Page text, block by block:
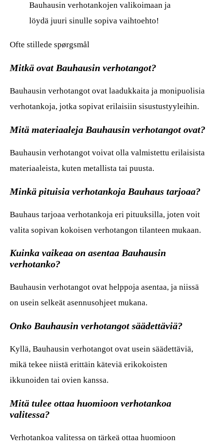
Bauhausin verhotankojen valikoimaan ja
löydä juuri sinulle sopiva vaihtoehto!
Ofte stillede spørgsmål
Mitkä ovat Bauhausin verhotangot?
Bauhausin verhotangot ovat laadukkaita ja monipuolisia
verhotankoja, jotka sopivat erilaisiin sisustustyyleihin.
Mitä materiaaleja Bauhausin verhotangot ovat?
Bauhausin verhotangot voivat olla valmistettu erilaisista
materiaaleista, kuten metallista tai puusta.
Minkä pituisia verhotankoja Bauhaus tarjoaa?
Bauhaus tarjoaa verhotankoja eri pituuksilla, joten voit
valita sopivan kokoisen verhotangon tilanteen mukaan.
Kuinka vaikeaa on asentaa Bauhausin
verhotanko?
Bauhausin verhotangot ovat helppoja asentaa, ja niissä
on usein selkeät asennusohjeet mukana.
Onko Bauhausin verhotangot säädettäviä?
Kyllä, Bauhausin verhotangot ovat usein säädettäviä,
mikä tekee niistä erittäin käteviä erikokoisten
ikkunoiden tai ovien kanssa.
Mitä tulee ottaa huomioon verhotankoa
valitessa?
Verhotankoa valitessa on tärkeä ottaa huomioon